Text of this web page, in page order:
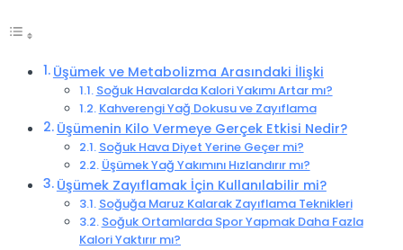
Üşümek ve Metabolizma Arasındaki İlişki
Soğuk Havalarda Kalori Yakımı Artar mı?
Kahverengi Yağ Dokusu ve Zayıflama
Üşümenin Kilo Vermeye Gerçek Etkisi Nedir?
Soğuk Hava Diyet Yerine Geçer mi?
Üşümek Yağ Yakımını Hızlandırır mı?
Üşümek Zayıflamak İçin Kullanılabilir mi?
Soğuğa Maruz Kalarak Zayıflama Teknikleri
Soğuk Ortamlarda Spor Yapmak Daha Fazla
Kalori Yaktırır mı?